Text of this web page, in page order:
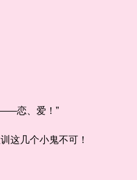
恋、爱！”
几个小鬼不可！